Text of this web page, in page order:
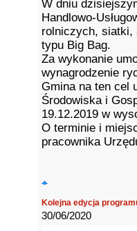
W dniu
Handlowo-
rolniczych, siatki,
typu Big Bag.
Za wykonanie
wynagrodzenie
Gmina na ten cel
Środowiska i
19.12.2019 w
O terminie i
pracownika
Kolejna edycja
30/06/2020